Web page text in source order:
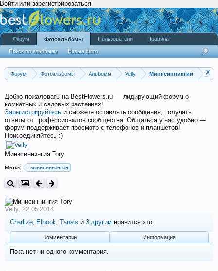
Войти или зарегистрироваться
Форум Фотоальбомы Альбомы Velly Минисиннингии
Добро пожаловать на BestFlowers.ru — лидирующий форум о
комнатных и садовых растениях!
Зарегистрируйтесь и сможете оставлять сообщения, получать
ответы от профессионалов сообщества. Общаться у нас удобно —
форум поддерживает просмотр с телефонов и планшетов!
Присоединяйтесь :)
Минисиннингия Tory
Метки: минисиннингия
Velly, 22.05.2014
Charlize, Elbook, Tanais и 3 другим нравится это.
Комментарии Информация
Пока нет ни одного комментария.
Форум Фотоальбомы
Поиск по альбомам Новые фото
Пользователи Правила